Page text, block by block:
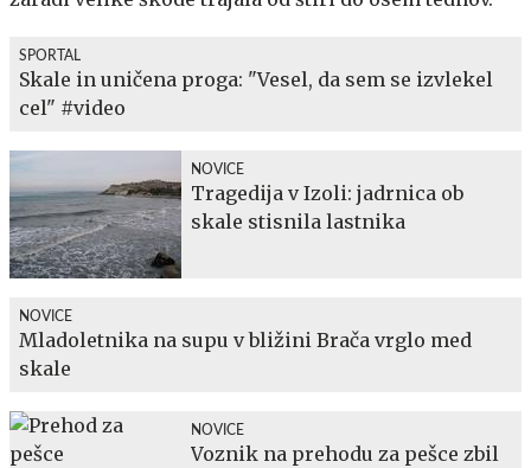
SPORTAL
Skale in uničena proga: "Vesel, da sem se izvlekel
cel" #video
NOVICE
Tragedija v Izoli: jadrnica ob
skale stisnila lastnika
NOVICE
Mladoletnika na supu v bližini Brača vrglo med
skale
NOVICE
Voznik na prehodu za pešce zbil